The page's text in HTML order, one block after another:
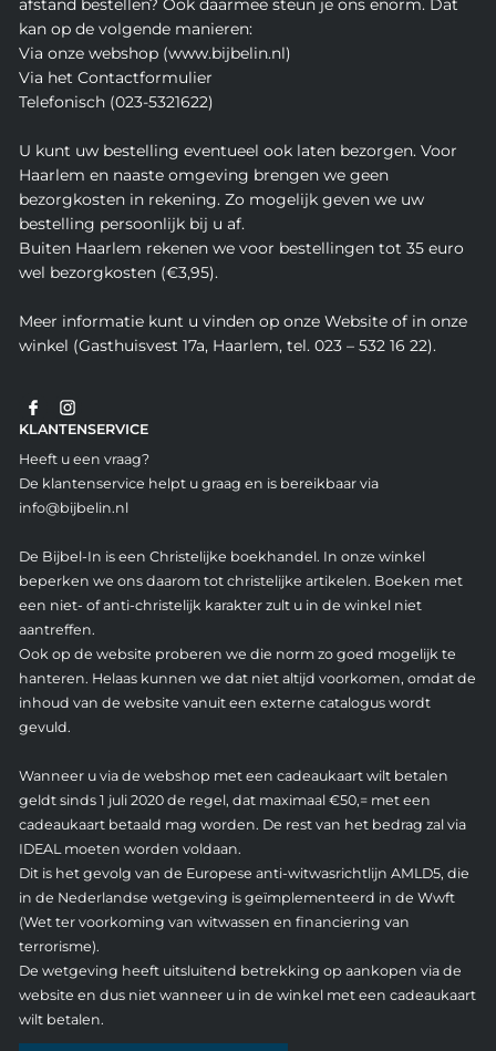
afstand bestellen? Ook daarmee steun je ons enorm. Dat
kan op de volgende manieren:
Via onze webshop (www.bijbelin.nl)
Via het Contactformulier
Telefonisch (023-5321622)
U kunt uw bestelling eventueel ook laten bezorgen. Voor
Haarlem en naaste omgeving brengen we geen
bezorgkosten in rekening. Zo mogelijk geven we uw
bestelling persoonlijk bij u af.
Buiten Haarlem rekenen we voor bestellingen tot 35 euro
wel bezorgkosten (€3,95).
Meer informatie kunt u vinden op onze Website of in onze
winkel (Gasthuisvest 17a, Haarlem, tel. 023 – 532 16 22).
KLANTENSERVICE
Heeft u een vraag?
De klantenservice helpt u graag en is bereikbaar via
info@bijbelin.nl
De Bijbel-In is een Christelijke boekhandel. In onze winkel
beperken we ons daarom tot christelijke artikelen. Boeken met
een niet- of anti-christelijk karakter zult u in de winkel niet
aantreffen.
Ook op de website proberen we die norm zo goed mogelijk te
hanteren. Helaas kunnen we dat niet altijd voorkomen, omdat de
inhoud van de website vanuit een externe catalogus wordt
gevuld.
Wanneer u via de webshop met een cadeaukaart wilt betalen
geldt sinds 1 juli 2020 de regel, dat maximaal €50,= met een
cadeaukaart betaald mag worden. De rest van het bedrag zal via
IDEAL moeten worden voldaan.
Dit is het gevolg van de Europese anti-witwasrichtlijn AMLD5, die
in de Nederlandse wetgeving is geïmplementeerd in de Wwft
(Wet ter voorkoming van witwassen en financiering van
terrorisme).
De wetgeving heeft uitsluitend betrekking op aankopen via de
website en dus niet wanneer u in de winkel met een cadeaukaart
wilt betalen.